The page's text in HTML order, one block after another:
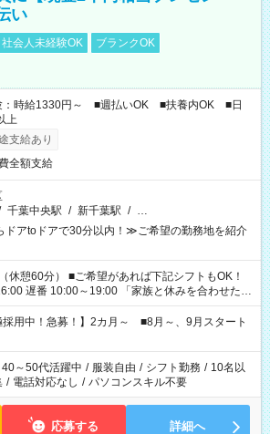
い
社会人未経験OK
ブランクOK
：時給1330円～ ■週払いOK ■扶養内OK ■日
上
支給あり
全額支給
千葉中央駅 / 新千葉駅 / …
アtoドアで30分以内！≫ご希望の勤務地を紹介
があれば下記シフトもOK！
10:00～19:00 「家族と休みを合わせた
持って夕飯の準備がしたい」 「できれば残業はし
ご希望を教えてくださいね。 ※Wワーク希望
のお仕事で希望する勤務時間と、もう1つのお仕事
合計で週40時間を超える場合は応募できません。
採用中！急募！】2カ月～ ■8月～、9月スタート
40～50代活躍中 / 服装自由 / シフト勤務 / 10名以
/ 電話対応なし / パソコンスキル不要
応募する 詳細へ